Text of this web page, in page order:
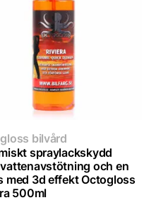
bilvård
spraylackskydd
och en
med 3d effekt Octogloss
500ml